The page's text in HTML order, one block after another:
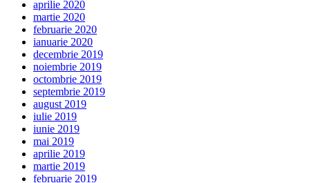
aprilie 2020
martie 2020
februarie 2020
ianuarie 2020
decembrie 2019
noiembrie 2019
octombrie 2019
septembrie 2019
august 2019
iulie 2019
iunie 2019
mai 2019
aprilie 2019
martie 2019
februarie 2019